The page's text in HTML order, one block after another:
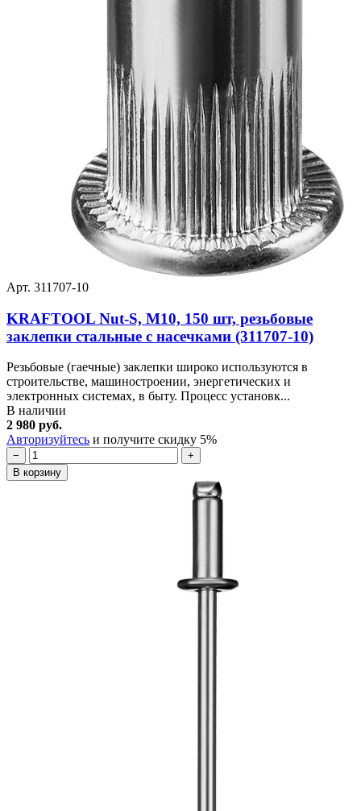
Арт. 311707-10
KRAFTOOL Nut-S, М10, 150 шт, резьбовые
заклепки стальные с насечками (311707-10)
Резьбовые (гаечные) заклепки широко используются в
строительстве, машиностроении, энергетических и
электронных системах, в быту. Процесс установк...
В наличии
2 980 руб.
Авторизуйтесь и получите скидку 5%
−
+
В корзину